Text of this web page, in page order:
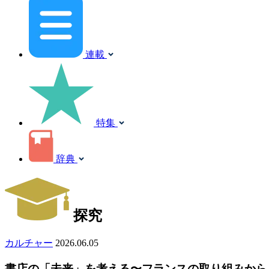
連載
特集
辞典
探究
カルチャー 2026.06.05